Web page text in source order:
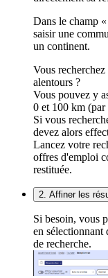
Dans le champ
saisir une
un continent.
Vous
alentours ?
Vous pouvez y
0 et 100 km (par
Si vous
devez alors
Lancez votre
offres d'emploi
restituée.
2. Affiner les
Si besoin, vous
en sélectionnant
de recherche.